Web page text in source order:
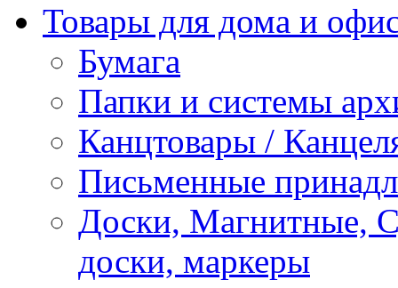
Товары для дома и
Бумага
Папки и системы
Канцтовары /
Письменные
Доски, Магнитные,
доски, маркеры